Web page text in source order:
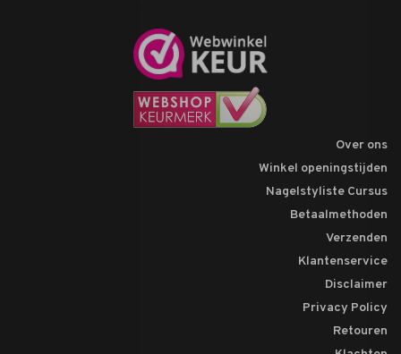
Over ons
Winkel openingstijden
Nagelstyliste Cursus
Betaalmethoden
Verzenden
Klantenservice
Disclaimer
Privacy Policy
Retouren